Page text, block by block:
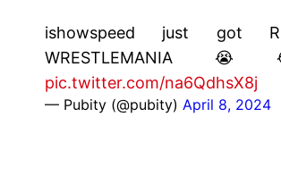
ishowspeed just got
pic.twitter.com/na6QdhsX8j
— Pubity (@pubity) April 8, 2024